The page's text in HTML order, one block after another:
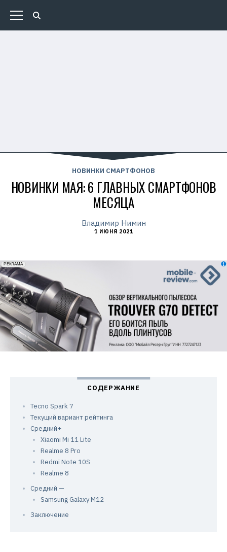
НОВИНКИ СМАРТФОНОВ
НОВИНКИ МАЯ: 6 ГЛАВНЫХ СМАРТФОНОВ
МЕСЯЦА
Владимир Нимин
1 ИЮНЯ 2021
erid: 2VfnxxmNzs5
РЕКЛАМА
Tecno Spark 7
Текущий вариант рейтинга
Средний+
Xiaomi Mi 11 Lite
Realme 8 Pro
Redmi Note 10S
Realme 8
Средний —
Samsung Galaxy M12
Заключение